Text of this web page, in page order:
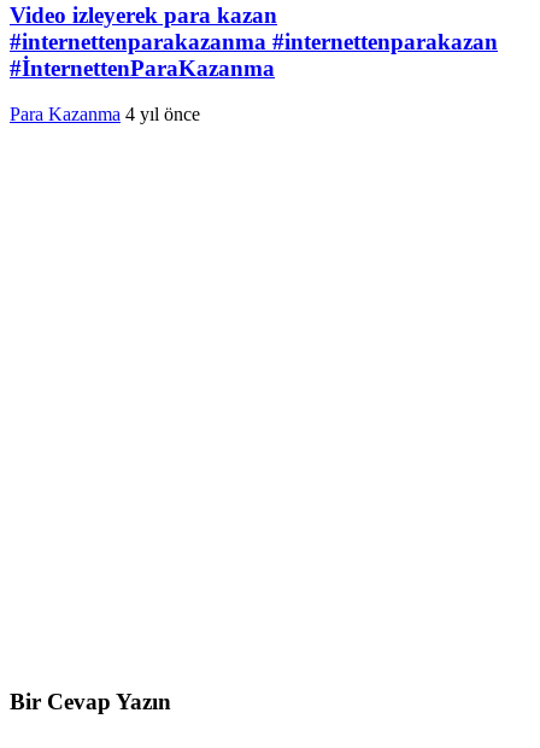
Video izleyerek para kazan
#internettenparakazanma #internettenparakazan
#İnternettenParaKazanma
Para Kazanma 4 yıl önce
Bir Cevap Yazın